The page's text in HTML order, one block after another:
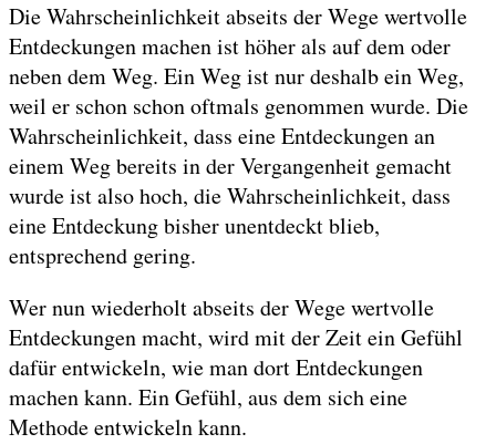
Die Wahrscheinlichkeit abseits der Wege wertvolle
Entdeckungen machen ist höher als auf dem oder
neben dem Weg. Ein Weg ist nur deshalb ein Weg,
weil er schon schon oftmals genommen wurde. Die
Wahrscheinlichkeit, dass eine Entdeckungen an
einem Weg bereits in der Vergangenheit gemacht
wurde ist also hoch, die Wahrscheinlichkeit, dass
eine Entdeckung bisher unentdeckt blieb,
entsprechend gering.
Wer nun wiederholt abseits der Wege wertvolle
Entdeckungen macht, wird mit der Zeit ein Gefühl
dafür entwickeln, wie man dort Entdeckungen
machen kann. Ein Gefühl, aus dem sich eine
Methode entwickeln kann.